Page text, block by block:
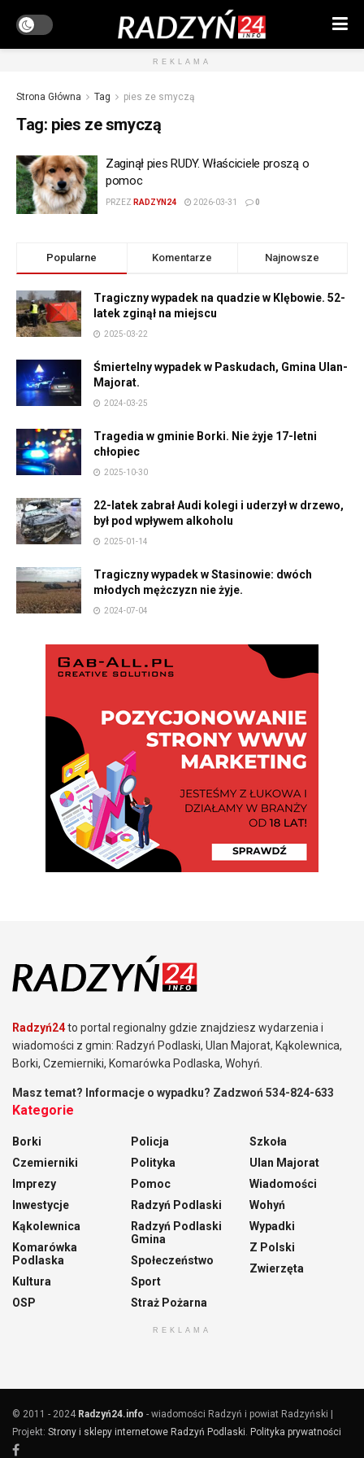
REKLAMA
Strona Główna Tag pies ze smyczą
Tag: pies ze smyczą
Zaginął pies RUDY. Właściciele proszą o
pomoc
PRZEZ RADZYN24 2026-03-31 0
Popularne Komentarze Najnowsze
Tragiczny wypadek na quadzie w Klębowie. 52-
latek zginął na miejscu
2025-03-22
Śmiertelny wypadek w Paskudach, Gmina Ulan-
Majorat.
2024-03-25
Tragedia w gminie Borki. Nie żyje 17-letni
chłopiec
2025-10-30
22-latek zabrał Audi kolegi i uderzył w drzewo,
był pod wpływem alkoholu
2025-01-14
Tragiczny wypadek w Stasinowie: dwóch
młodych mężczyzn nie żyje.
2024-07-04
Radzyń24to portal regionalny gdzie znajdziesz wydarzenia i
wiadomości z gmin: Radzyń Podlaski, Ulan Majorat, Kąkolewnica,
Borki, Czemierniki, Komarówka Podlaska, Wohyń.
Masz temat? Informacje o wypadku? Zadzwoń 534-824-633
Kategorie
Borki
Czemierniki
Imprezy
Inwestycje
Kąkolewnica
Komarówka
Podlaska
Kultura
OSP
Policja
Polityka
Pomoc
Radzyń Podlaski
Radzyń Podlaski
Gmina
Społeczeństwo
Sport
Straż Pożarna
Szkoła
Ulan Majorat
Wiadomości
Wohyń
Wypadki
Z Polski
Zwierzęta
REKLAMA
© 2011 - 2024 Radzyń24.info - wiadomości Radzyń i powiat Radzyński |
Projekt: Strony i sklepy internetowe Radzyń Podlaski Polityka prywatności